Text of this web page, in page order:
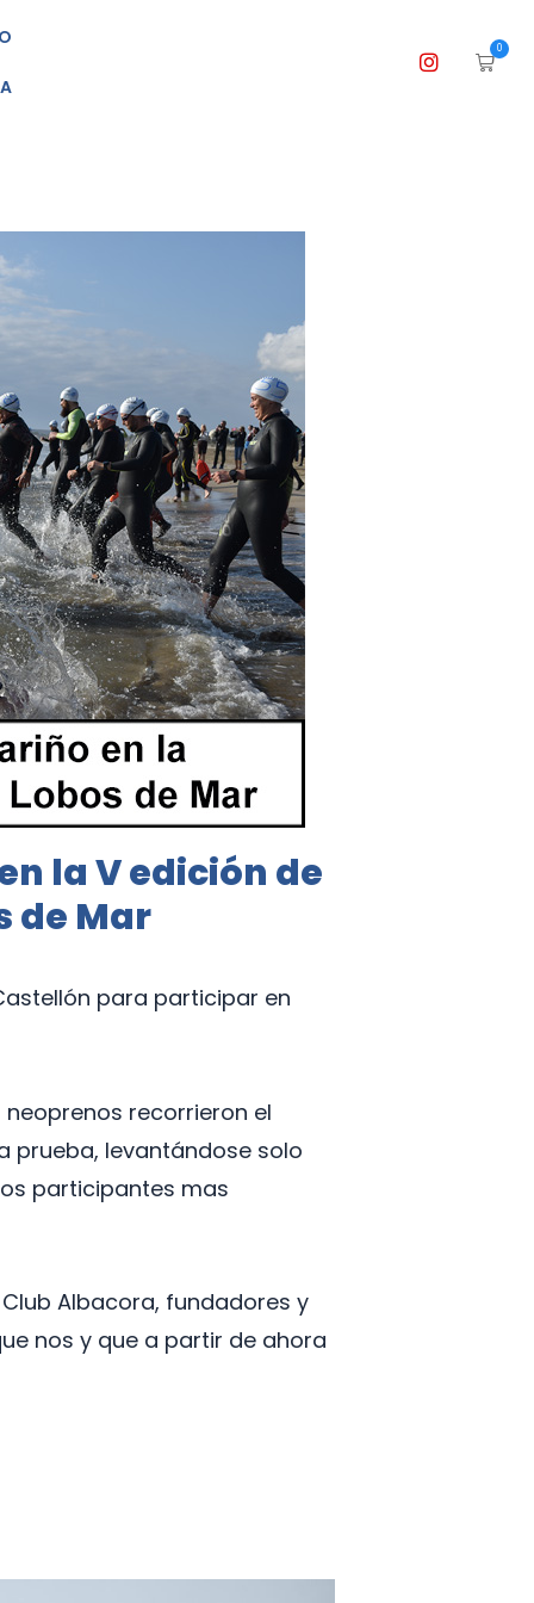
0
la V edición de
de Mar
para participar en
recorrieron el
prueba, levantándose solo
participantes mas
Albacora, fundadores y
nos y que a partir de ahora